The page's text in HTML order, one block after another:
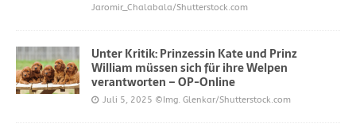
Jaromir_Chalabala/Shutterstock.com
Unter Kritik: Prinzessin Kate und Prinz
William müssen sich für ihre Welpen
verantworten – OP-Online
Juli 5, 2025 ©Img. Glenkar/Shutterstock.com